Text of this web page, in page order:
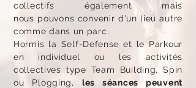
collectifs également mais
nous pouvons convenir d'un lieu autre
comme dans un parc.
Hormis la Self-Defense et le Parkour
en individuel ou les activités
collectives type Team Building, Spin
ou Plogging, les séances peuvent